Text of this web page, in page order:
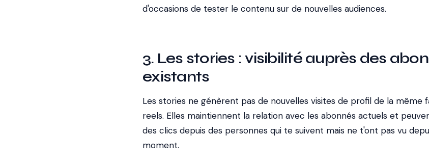
d'occasions de tester le contenu sur de nouvelles audiences.
3. Les stories : visibilité auprès des
existants
Les stories ne génèrent pas de nouvelles visites de profil de la même
reels. Elles maintiennent la relation avec les abonnés actuels et
des clics depuis des personnes qui te suivent mais ne t'ont pas vu
moment.